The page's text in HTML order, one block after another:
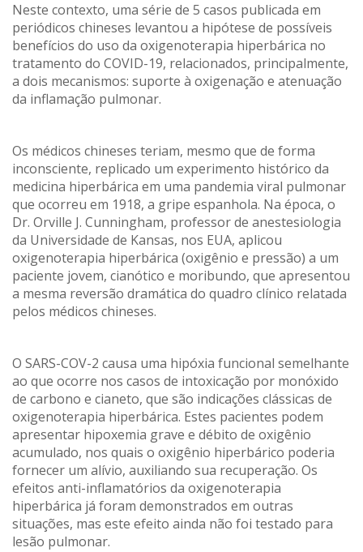
Neste contexto, uma série de 5 casos publicada em
periódicos chineses levantou a hipótese de possíveis
benefícios do uso da oxigenoterapia hiperbárica no
tratamento do COVID-19, relacionados, principalmente,
a dois mecanismos: suporte à oxigenação e atenuação
da inflamação pulmonar.
Os médicos chineses teriam, mesmo que de forma
inconsciente, replicado um experimento histórico da
medicina hiperbárica em uma pandemia viral pulmonar
que ocorreu em 1918, a gripe espanhola. Na época, o
Dr. Orville J. Cunningham, professor de anestesiologia
da Universidade de Kansas, nos EUA, aplicou
oxigenoterapia hiperbárica (oxigênio e pressão) a um
paciente jovem, cianótico e moribundo, que apresentou
a mesma reversão dramática do quadro clínico relatada
pelos médicos chineses.
O SARS-COV-2 causa uma hipóxia funcional semelhante
ao que ocorre nos casos de intoxicação por monóxido
de carbono e cianeto, que são indicações clássicas de
oxigenoterapia hiperbárica. Estes pacientes podem
apresentar hipoxemia grave e débito de oxigênio
acumulado, nos quais o oxigênio hiperbárico poderia
fornecer um alívio, auxiliando sua recuperação. Os
efeitos anti-inflamatórios da oxigenoterapia
hiperbárica já foram demonstrados em outras
situações, mas este efeito ainda não foi testado para
lesão pulmonar.